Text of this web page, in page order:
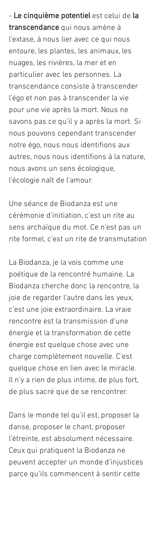
- Le cinquième potentiel est celui de la
transcendance qui nous amène à
l’extase, à nous lier avec ce qui nous
entoure, les plantes, les animaux, les
nuages, les rivières, la mer et en
particulier avec les personnes. La
transcendance consiste à transcender
l’égo et non pas à transcender la vie
pour une vie après la mort. Nous ne
savons pas ce qu’il y a après la mort. Si
nous pouvons cependant transcender
notre égo, nous nous identifions aux
autres, nous nous identifions à la nature,
nous avons un sens écologique,
l’écologie naît de l’amour.
Une séance de Biodanza est une
cérémonie d’initiation, c’est un rite au
sens archaïque du mot. Ce n’est pas un
rite formel, c’est un rite de transmutation
La Biodanza, je la vois comme une
poétique de la rencontré humaine. La
Biodanza cherche donc la rencontre, la
joie de regarder l’autre dans les yeux,
c’est une joie extraordinaire. La vraie
rencontre est la transmission d’une
énergie et la transformation de cette
énergie est quelque chose avec une
charge complètement nouvelle. C’est
quelque chose en lien avec le miracle.
Il n’y a rien de plus intime, de plus fort,
de plus sacré que de se rencontrer.
Dans le monde tel qu’il est, proposer la
danse, proposer le chant, proposer
l’étreinte, est absolument nécessaire.
Ceux qui pratiquent la Biodanza ne
peuvent accepter un monde d’injustices
parce qu’ils commencent à sentir cette